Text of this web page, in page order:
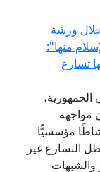
خلال ورشة
منها":
تسارع
الجمهورية،
مواجهة
مؤسسيًّا
التسارع غير
والشبهات